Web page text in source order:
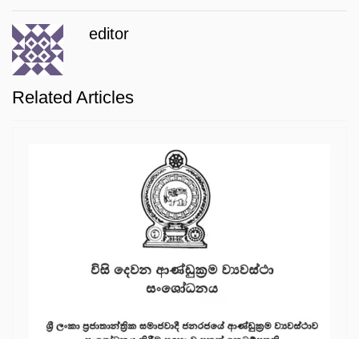
editor
Related Articles